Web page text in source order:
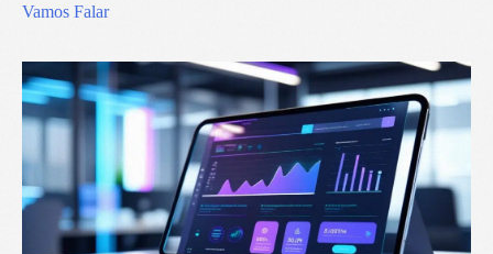
Vamos Falar